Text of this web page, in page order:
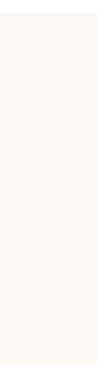
者、団体運営
ブな流れに身
分軸」の見つ
体的な方法
ミュニケー
感できます。
す。